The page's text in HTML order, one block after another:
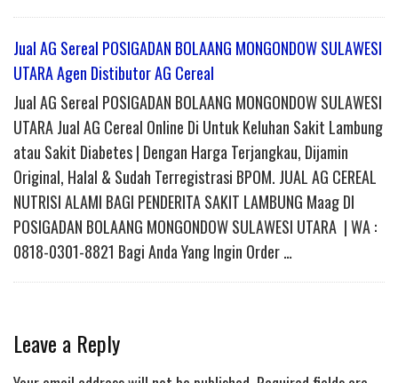
Jual AG Sereal POSIGADAN BOLAANG MONGONDOW SULAWESI
UTARA Agen Distibutor AG Cereal
Jual AG Sereal POSIGADAN BOLAANG MONGONDOW SULAWESI
UTARA Jual AG Cereal Online Di Untuk Keluhan Sakit Lambung
atau Sakit Diabetes | Dengan Harga Terjangkau, Dijamin
Original, Halal & Sudah Terregistrasi BPOM. JUAL AG CEREAL
NUTRISI ALAMI BAGI PENDERITA SAKIT LAMBUNG Maag DI
POSIGADAN BOLAANG MONGONDOW SULAWESI UTARA | WA :
0818-0301-8821 Bagi Anda Yang Ingin Order …
Leave a Reply